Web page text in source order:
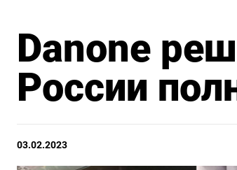
Danone
России
03.02.2023